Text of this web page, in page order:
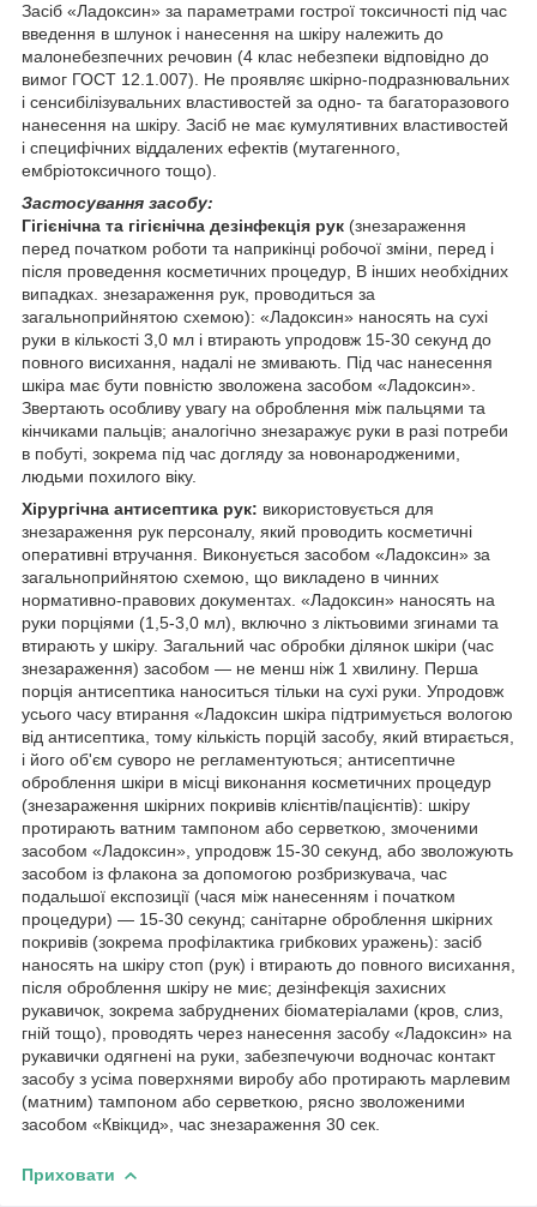
Засіб «Ладоксин» за параметрами гострої токсичності під час
введення в шлунок і нанесення на шкіру належить до
малонебезпечних речовин (4 клас небезпеки відповідно до
вимог ГОСТ 12.1.007). Не проявляє шкірно-подразнювальних
і сенсибілізувальних властивостей за одно- та багаторазового
нанесення на шкіру. Засіб не має кумулятивних властивостей
і специфічних віддалених ефектів (мутагенного,
ембріотоксичного тощо).
Застосування засобу:
Гігієнічна та гігієнічна дезінфекція рук (знезараження
перед початком роботи та наприкінці робочої зміни, перед і
після проведення косметичних процедур, В інших необхідних
випадках. знезараження рук, проводиться за
загальноприйнятою схемою): «Ладоксин» наносять на сухі
руки в кількості 3,0 мл і втирають упродовж 15-30 секунд до
повного висихання, надалі не змивають. Під час нанесення
шкіра має бути повністю зволожена засобом «Ладоксин».
Звертають особливу увагу на оброблення між пальцями та
кінчиками пальців; аналогічно знезаражує руки в разі потреби
в побуті, зокрема під час догляду за новонародженими,
людьми похилого віку.
Хірургічна антисептика рук: використовується для
знезараження рук персоналу, який проводить косметичні
оперативні втручання. Виконується засобом «Ладоксин» за
загальноприйнятою схемою, що викладено в чинних
нормативно-правових документах. «Ладоксин» наносять на
руки порціями (1,5-3,0 мл), включно з ліктьовими згинами та
втирають у шкіру. Загальний час обробки ділянок шкіри (час
знезараження) засобом — не менш ніж 1 хвилину. Перша
порція антисептика наноситься тільки на сухі руки. Упродовж
усього часу втирання «Ладоксин шкіра підтримується вологою
від антисептика, тому кількість порцій засобу, який втирається,
і його об'єм суворо не регламентуються; антисептичне
оброблення шкіри в місці виконання косметичних процедур
(знезараження шкірних покривів клієнтів/пацієнтів): шкіру
протирають ватним тампоном або серветкою, змоченими
засобом «Ладоксин», упродовж 15-30 секунд, або зволожують
засобом із флакона за допомогою розбризкувача, час
подальшої експозиції (чася між нанесенням і початком
процедури) — 15-30 секунд; санітарне оброблення шкірних
покривів (зокрема профілактика грибкових уражень): засіб
наносять на шкіру стоп (рук) і втирають до повного висихання,
після оброблення шкіру не миє; дезінфекція захисних
рукавичок, зокрема забруднених біоматеріалами (кров, слиз,
гній тощо), проводять через нанесення засобу «Ладоксин» на
рукавички одягнені на руки, забезпечуючи водночас контакт
засобу з усіма поверхнями виробу або протирають марлевим
(матним) тампоном або серветкою, рясно зволоженими
засобом «Квікцид», час знезараження 30 сек.
Приховати